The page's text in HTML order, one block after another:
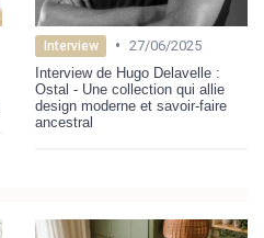
Interview • 27/06/2025
Interview de Hugo Delavelle :
Ostal - Une collection qui allie
design moderne et savoir-faire
ancestral